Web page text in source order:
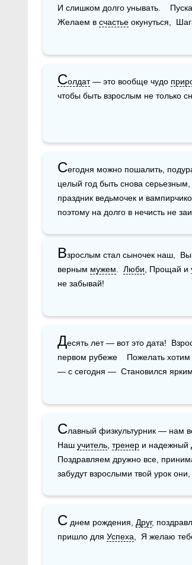
И слишком долго унывать.
Желаем в счастье окунуться,
Солдат — это вообще чудо
чтобы быть взрослым не только
Сегодня можно пошалить,
целый год быть снова
праздник ведьмочек и
поэтому на долго в нечисть не
Взрослым стал сыночек наш,
верным мужем Люби , Прощай и
не забывай!
Десять лет — вот это дата!
первом рубеже    Пожелать хотим
— с сегодня —  Становился
Славный физкультурник — нам
Наш учитель тренер и надежный
Поздравляем дружно все,
забудут взрослыми твой урок
С днем рождения, Друг,
пришло для Успеха ,  Я желаю